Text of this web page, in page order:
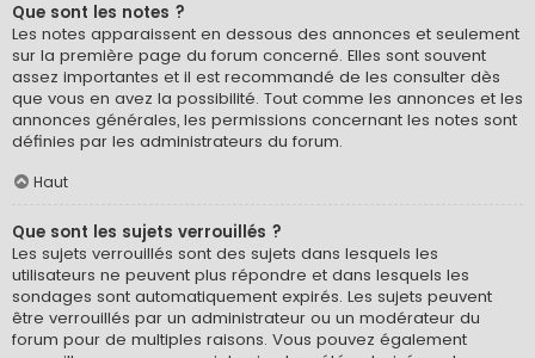
Que sont les notes ?
Les notes apparaissent en dessous des annonces et seulement
sur la première page du forum concerné. Elles sont souvent
assez importantes et il est recommandé de les consulter dès
que vous en avez la possibilité. Tout comme les annonces et les
annonces générales, les permissions concernant les notes sont
définies par les administrateurs du forum.
Haut
Que sont les sujets verrouillés ?
Les sujets verrouillés sont des sujets dans lesquels les
utilisateurs ne peuvent plus répondre et dans lesquels les
sondages sont automatiquement expirés. Les sujets peuvent
être verrouillés par un administrateur ou un modérateur du
forum pour de multiples raisons. Vous pouvez également